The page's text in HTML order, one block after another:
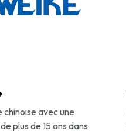
chinoise avec une
plus de 15 ans dans